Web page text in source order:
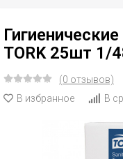
TORK 25шт 1/
(0 отзывов)
В избранное
В